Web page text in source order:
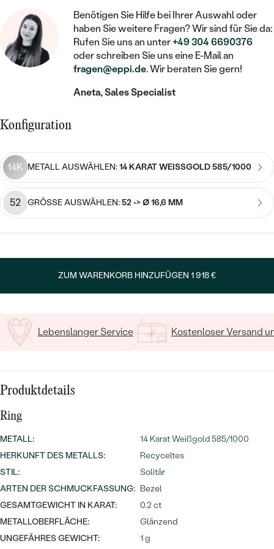
IM SET
GÜNSTIG
LUXURIÖSE
Meistverkaufte
Eheringe
LAB GROWN DIAMANTEN ZUM
EINFASSEN
FARBIGE DIAMANTEN ZUM EINFASSEN
MIT DIAMANT
MIT LAB GROWN DIAMANT
MIT MOISSANIT
MIT FARBIGEN DIAMANTEN
MIT SALT AND PEPPER DIAMANTEN
NACH MATERIAL
GOLD
PLATIN
SCHMUCK FÜR KINDER
BROSCHEN
SCHMUCKZUBEHÖR
NACH MATERIAL
SILBER
PLATIN
DIAMANTSCHMUCK
EDELSTEINSCHMUCK
SCHMUCK MIT LAB GROWN
DIAMANTEN
PERLENSCHMUCK
NACH STYL
PERSONALISIERT
MINIMALISTISCH
NACH ANLASS
PIERCINGS
MIT EDELSTEIN
PERLENOHRRINGE
NACH PREIS
LUXURIÖSE
MEDAILLON
KETTEN
HERZKETTEN
MIT DIAMANT
MIT EDELSTEIN
PERLENKETTEN
NACH PREIS
PREISWERTE
LUXURIÖSE
SIEGELRINGE
PERSONALISIERT
NACH EDELSTEIN
MIT DIAMANT
MIT EDELSTEIN
PERLENRINGE
LUXURIÖSE
Benötigen Sie Hilfe bei Ihrer Auswahl oder
haben Sie weitere Fragen? Wir sind für Sie da:
Rufen Sie uns an unter+49 304 6690376
oder schreiben Sie uns eine E-Mail an
fragen@eppi.de. Wir beraten Sie gern!
Aneta, Sales Specialist
Konfiguration
14K METALL AUSWÄHLEN:14 KARAT WEISSGOLD 585/1000
52 GRÖSSE AUSWÄHLEN:52 -> Ø 16,6 MM
ZUM WARENKORB HINZUFÜGEN 1 918 €
Lebenslanger Service Kostenloser Versand
Produktdetails
Ring
METALL:
14 Karat Weißgold 585/1000
HERKUNFT DES METALLS:
Recyceltes
STIL:
Solitär
ARTEN DER SCHMUCKFASSUNG: Bezel
GESAMTGEWICHT IN KARAT:
0.2 ct
METALLOBERFLÄCHE:
Glänzend
UNGEFÄHRES GEWICHT:
1 g